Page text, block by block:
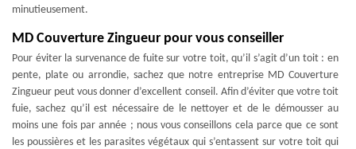
minutieusement.
MD Couverture Zingueur pour vous conseiller
Pour éviter la survenance de fuite sur votre toit, qu’il s’agit d’un toit : en
pente, plate ou arrondie, sachez que notre entreprise MD Couverture
Zingueur peut vous donner d’excellent conseil. Afin d’éviter que votre toit
fuie, sachez qu’il est nécessaire de le nettoyer et de le démousser au
moins une fois par année ; nous vous conseillons cela parce que ce sont
les poussières et les parasites végétaux qui s’entassent sur votre toit qui